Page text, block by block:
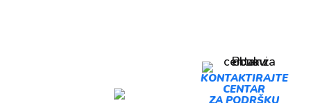
AKCIJU
KONTAKTIRAJTE
CENTAR
ZA PODRŠKU